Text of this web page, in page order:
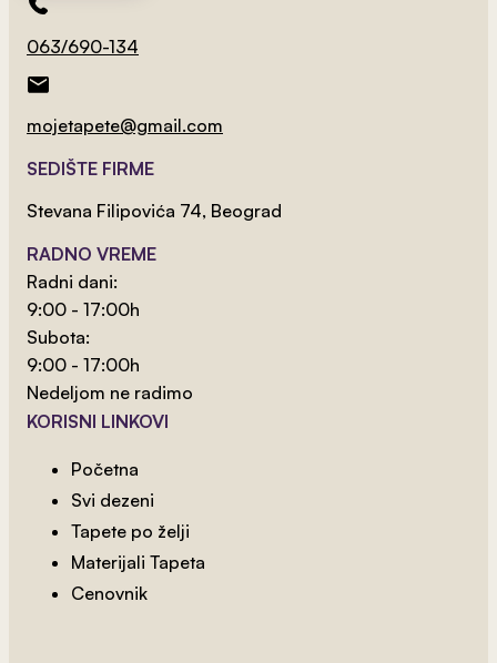
Lisice I Zeka
063/690-134
mojetapete@gmail.com
SEDIŠTE FIRME
Stevana Filipovića 74, Beograd
RADNO VREME
Radni dani:
9:00 - 17:00h
Subota:
9:00 - 17:00h
Nedeljom ne radimo
KORISNI LINKOVI
Početna
Svi dezeni
Tapete po želji
Materijali Tapeta
Cenovnik